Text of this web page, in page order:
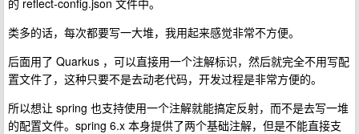
的 reflect-config.json 文件中。
类多的话，每次都要写一大堆，我用起来感觉非常不方便。
后面用了 Quarkus ，可以直接用一个注解标识，然后就完全不用写配
置文件了，这种只要不是去动老代码，开发过程是非常方便的。
所以想让 spring 也支持使用一个注解就能搞定反射，而不是去写一堆
的配置文件。spring 6.x 本身提供了两个基础注解，但是不能直接支